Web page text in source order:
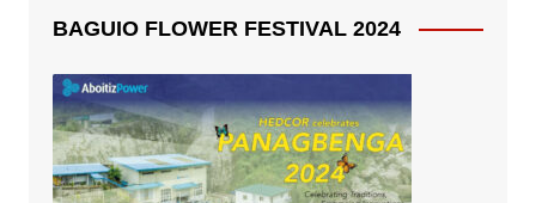
BAGUIO FLOWER FESTIVAL 2024